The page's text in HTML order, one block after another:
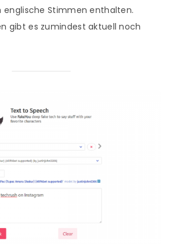
englische Stimmen enthalten.
gibt es zumindest aktuell noch